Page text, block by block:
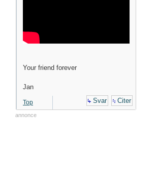
Your friend forever
Jan
Top Svar Citer
annonce